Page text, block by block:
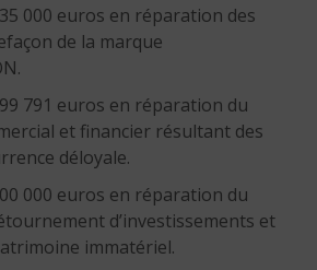
000 euros en réparation des
de la marque
791 euros en réparation du
et financier résultant des
déloyale.
000 euros en réparation du
d’investissements et
immatériel.